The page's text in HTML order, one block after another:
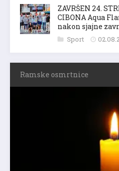
ZAVRŠEN 24.
CIBONA Aqua
nakon sjajne
Sport
Ramske osmrtnice